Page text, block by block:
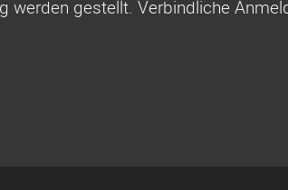
werden gestellt. Verbindliche